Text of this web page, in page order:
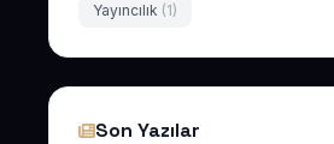
Yayıncılık (1)
Son Yazılar